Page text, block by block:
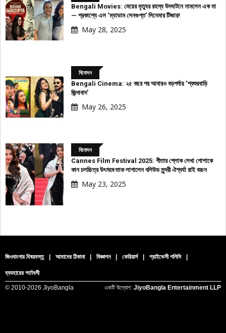
Bengali Movies: মেয়ের মৃত্যুর রহস্য উদঘাটনে নামলেন এক মা
— প্রকাশ্যে এল ‘ম্যাডাম সেনগুপ্ত’ সিনেমার টিজার!
May 28, 2025
বিনোদন
Bengali Cinema: ২৫ বছর পর আবারও বড়পর্দায় ‘শ্বশুরবাড়ি
জিন্দাবাদ’
May 26, 2025
বিনোদন
Cannes Film Festival 2025: গীতার শ্লোক লেখা পোশাকে
কান চলচ্চিত্র উৎসবে তাক লাগালেন বলিউড সুন্দরী ঐশ্বর্যা রাই বচ্চন
May 23, 2025
জিওবাংলার বিষয়বস্তু আমাদের ঠিকানা বিজ্ঞাপন কেরিয়ার্স প্রাইভেসী পলিসি
ব্যবহারের শর্তাবলী
© 2010-2026 JiyoBangla একটি উদ্যোগ: JiyoBangla Entertainment LLP
বিজ্ঞাপন